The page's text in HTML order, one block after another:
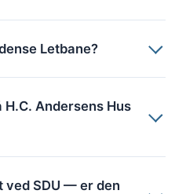
Letbane?
Andersens Hus
ved SDU — er den